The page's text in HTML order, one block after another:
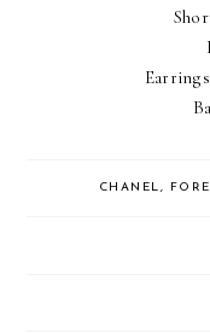
CHANEL,